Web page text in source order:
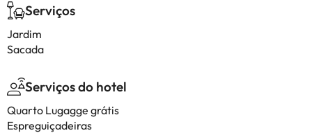
Serviços
Jardim
Sacada
Serviços do hotel
Quarto Lugagge grátis
Espreguiçadeiras